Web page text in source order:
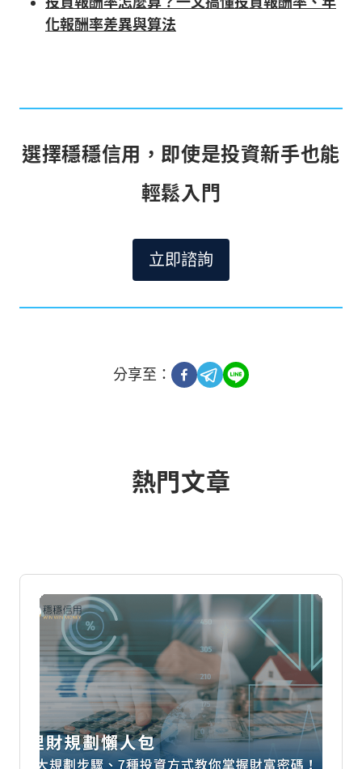
化報酬率差異與算法
選擇穩穩信用，即使是投資新手也能
輕鬆入門
立即諮詢
分享至：
熱門文章